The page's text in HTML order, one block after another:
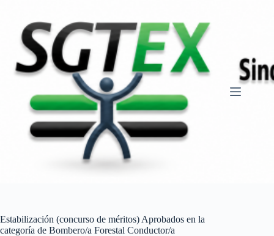
contenido
Estabilización (concurso de méritos) Aprobados en la
categoría de Bombero/a Forestal Conductor/a